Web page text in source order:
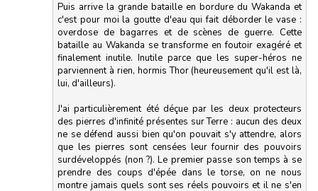
Puis arrive la grande bataille en bordure du Wakanda et
c'est pour moi la goutte d'eau qui fait déborder le vase :
overdose de bagarres et de scènes de guerre. Cette
bataille au Wakanda se transforme en foutoir exagéré et
finalement inutile. Inutile parce que les super-héros ne
parviennent à rien, hormis Thor (heureusement qu'il est là,
lui, d'ailleurs).
J'ai particulièrement été déçue par les deux protecteurs
des pierres d'infinité présentes sur Terre : aucun des deux
ne se défend aussi bien qu'on pouvait s'y attendre, alors
que les pierres sont censées leur fournir des pouvoirs
surdéveloppés (non ?). Le premier passe son temps à se
prendre des coups d'épée dans le torse, on ne nous
montre jamais quels sont ses réels pouvoirs et il ne s'en